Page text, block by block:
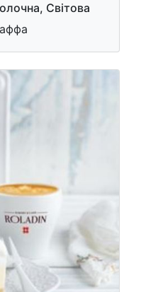
Світова